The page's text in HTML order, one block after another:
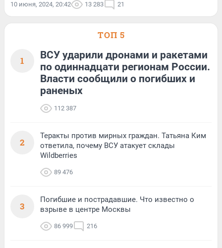
10 июня, 2024, 20:42 13 283 21
ТОП 5
1
ВСУ ударили дронами и ракетами
по одиннадцати регионам России.
Власти сообщили о погибших и
раненых
112 387
2
Теракты против мирных граждан. Татьяна Ким
ответила, почему ВСУ атакует склады
Wildberries
89 476
3
Погибшие и пострадавшие. Что известно о
взрыве в центре Москвы
86 999 216